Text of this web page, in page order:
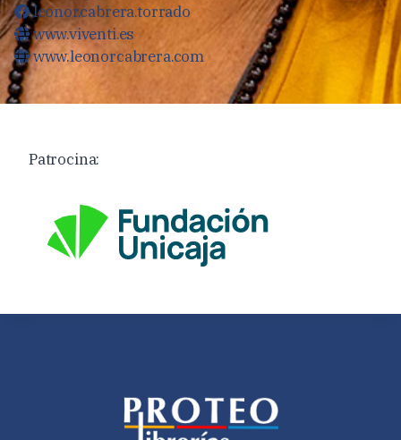
leonor.cabrera.torrado
www.viventi.es
www.leonorcabrera.com
Patrocina: